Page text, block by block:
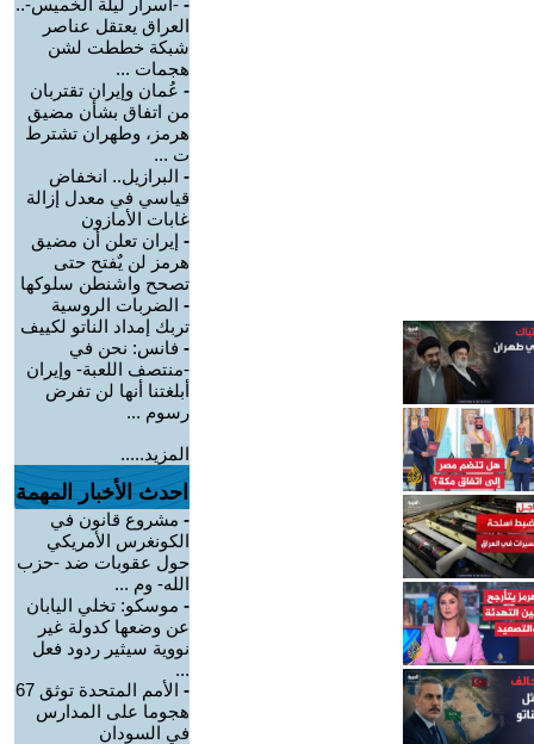
- -أسرار ليلة الخميس-..
العراق يعتقل عناصر
شبكة خططت لشن
هجمات ...
- عُمان وإيران تقتربان
من اتفاق بشأن مضيق
هرمز، وطهران تشترط
ت ...
- البرازيل.. انخفاض
قياسي في معدل إزالة
غابات الأمازون
- إيران تعلن أن مضيق
هرمز لن يٌفتح حتى
تصحح واشنطن سلوكها
- الضربات الروسية
تربك إمداد الناتو لكييف
- فانس: نحن في
-منتصف اللعبة- وإيران
أبلغتنا أنها لن تفرض
رسوم ...
المزيد.....
احدث الأخبار المهمة
- مشروع قانون في
الكونغرس الأمريكي
حول عقوبات ضد -حزب
الله- وم ...
- موسكو: تخلي اليابان
عن وضعها كدولة غير
نووية سيثير ردود فعل
...
-
الأمم المتحدة توثق 67
هجوما على المدارس
في السودان